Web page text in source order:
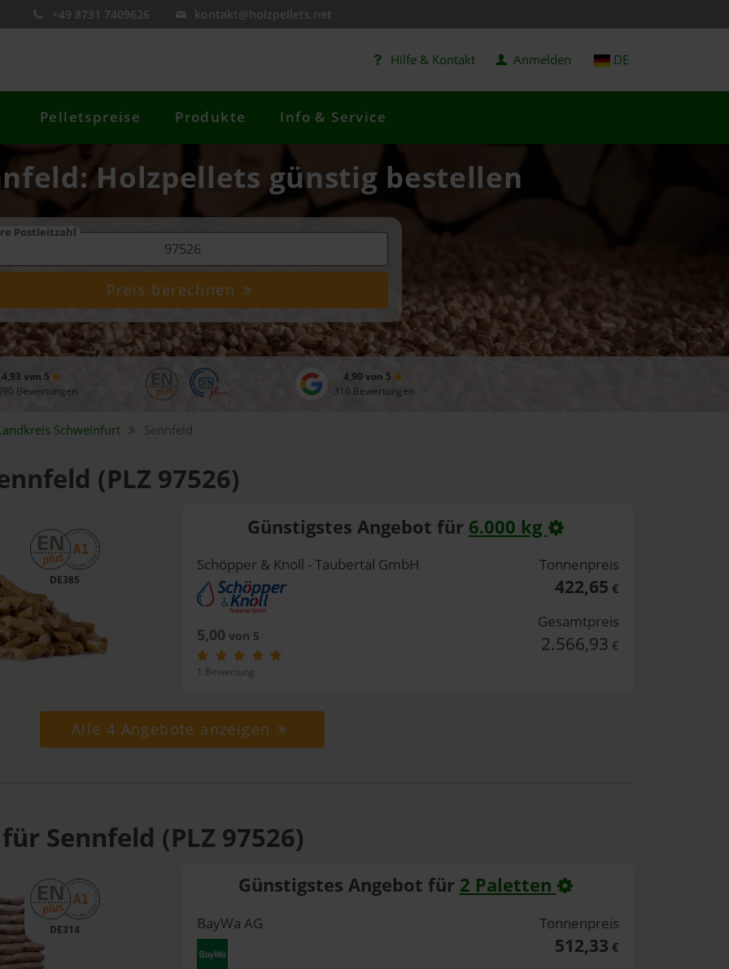
+49 8731 7409626 kontakt@holzpellets.net
Hilfe & Kontakt Anmelden DE
Pelletspreise Produkte Info & Service
Holzpellets günstig bestellen
Postleitzahl
Preis berechnen
4,93 von 5
Bewertungen
4,90 von 5
316 Bewertungen
Schweinfurt Sennfeld
(PLZ 97526)
DE385
Günstigstes Angebot für 6.000 kg
Schöpper & Knoll - Taubertal GmbH
5,00 von 5
1 Bewertung
Tonnenpreis
422,65 €
Gesamtpreis
2.566,93 €
Alle 4 Angebote anzeigen
Sennfeld (PLZ 97526)
DE314
Günstigstes Angebot für 2 Paletten
BayWa AG Tonnenpreis
512,33 €